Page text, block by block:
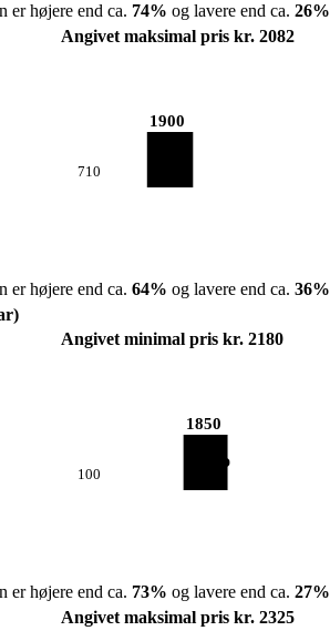
er højere end ca. 74% og lavere end ca. 26%
Angivet maksimal pris kr. 2082
710
1900
er højere end ca. 64% og lavere end ca. 36%
Angivet minimal pris kr. 2180
100
1850
er højere end ca. 73% og lavere end ca. 27%
Angivet maksimal pris kr. 2325